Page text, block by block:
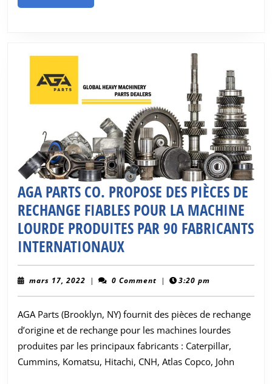
à
deux
étages
de
LA
AGA PARTS CO. PROPOSE DES PIÈCES DE
RECHANGE FIABLES POUR LA MACHINE
LOURDE PRODUITES PAR 90 FABRICANTS
INTERNATIONAUXAGA
PARTS
CO.
PROPOSE
DES
PIÈCES
DE
RECHANGE
mars 17, 2022 mars
| 0 Comment | 3:20 pm
AGA Parts (Brooklyn, NY) fournit des pièces de rechange
d’origine et de rechange pour les machines lourdes
produites par les principaux fabricants : Caterpillar,
Cummins, Komatsu, Hitachi, CNH, Atlas Copco, John